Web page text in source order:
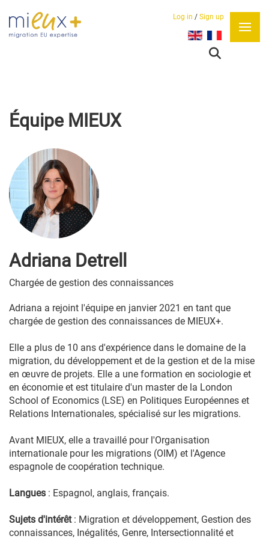
Log in / Sign up
Sélectionnez votre
Équipe MIEUX
Adriana Detrell
Chargée de gestion des connaissances
Adriana a rejoint l'équipe en janvier 2021 en tant que
chargée de gestion des connaissances de MIEUX+.
Elle a plus de 10 ans d'expérience dans le domaine de la
migration, du développement et de la gestion et de la mise
en œuvre de projets. Elle a une formation en sociologie et
en économie et est titulaire d'un master de la London
School of Economics (LSE) en Politiques Européennes et
Relations Internationales, spécialisé sur les migrations.
Avant MIEUX, elle a travaillé pour l'Organisation
internationale pour les migrations (OIM) et l'Agence
espagnole de coopération technique.
Langues : Espagnol, anglais, français.
Sujets d'intérêt: Migration et développement, Gestion des
connaissances, Inégalités, Genre, Intersectionnalité et